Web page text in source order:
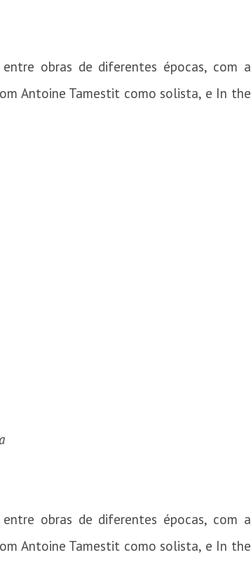
obras de diferentes épocas, com a
Antoine Tamestit como solista, e In the
obras de diferentes épocas, com a
Antoine Tamestit como solista, e In the